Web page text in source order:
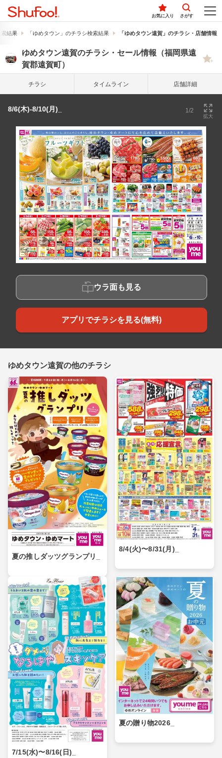
お気に入り さがす
結果 「ゆめタウン」のチラシ検索結果 「ゆめタウン遠賀」のチラシ・店舗情報
ゆめタウン遠賀のチラシ・セール情報（福岡県遠
賀郡遠賀町）
チラシ タイム ライン 店舗詳細
8/6(木)-8/10(月)_ 1/2
拡大
ウラ面も見る
アプリでチラシを見る(無料)
ゆめタウン遠賀の他のチラシ
夏の推しダッツグランプリ_
8/4(火)〜8/31(月)_
7/15(水)〜8/16(日)_
夏の贈り物2026_